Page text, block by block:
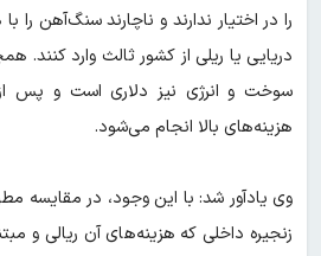
را در اختیار ندارند و ناچارند سنگ‌آهن را
دریایی یا ریلی از کشور ثالث وارد کنند.
سوخت و انرژی نیز دلاری است و پس
هزینه‌های بالا انجام می‌شود.
وی یادآور شد: با این وجود، در مقایسه
زنجیره داخلی که هزینه‌های آن ریالی و